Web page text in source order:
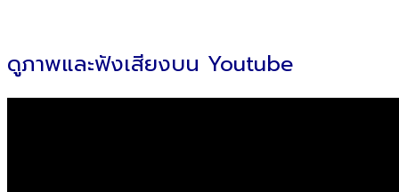
ดูภาพและฟังเสียงบน Youtube